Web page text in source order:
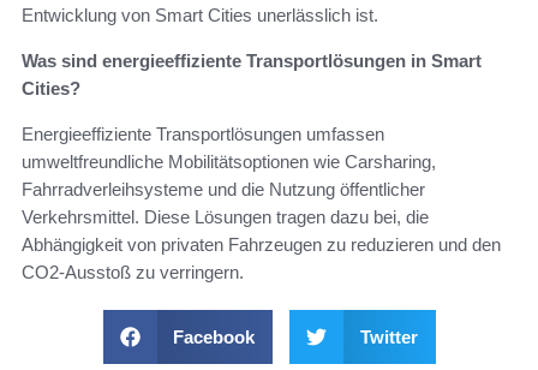
Entwicklung von Smart Cities unerlässlich ist.
Was sind energieeffiziente Transportlösungen in Smart
Cities?
Energieeffiziente Transportlösungen umfassen
umweltfreundliche Mobilitätsoptionen wie Carsharing,
Fahrradverleihsysteme und die Nutzung öffentlicher
Verkehrsmittel. Diese Lösungen tragen dazu bei, die
Abhängigkeit von privaten Fahrzeugen zu reduzieren und den
CO2-Ausstoß zu verringern.
Facebook Twitter